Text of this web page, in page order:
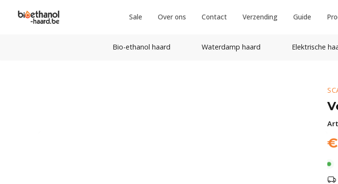
Sale Over ons Contact Verzending Guide
Bio-ethanol haard Waterdamp haard Elektrische
€